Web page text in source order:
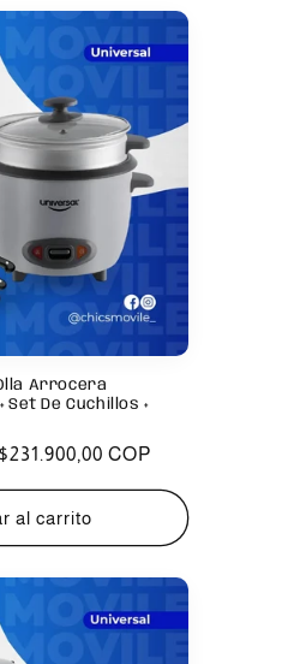
Olla Arrocera
Set De Cuchillos +
Precio
$231.900,00 COP
al carrito